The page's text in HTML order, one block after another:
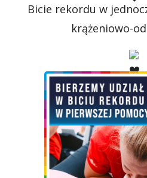
Bicie rekordu w
krążeniowo-